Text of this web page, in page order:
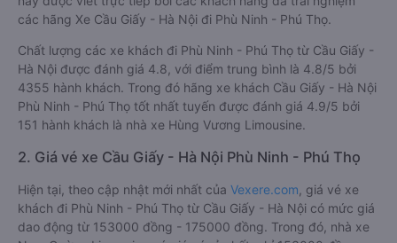
phân loại chất lượng dựa trên đánh giá từ 1 đến 5 (1: tệ nhất,
5: tốt nhất) của khách hàng với các tiêu chí như: Chất lượng
xe, Đúng giờ, Chất lượng phục vụ trên
Vexere.com . Đánh giá
này được viết trực tiếp bởi các khách hàng đã trải nghiệm
các hãng Xe Cầu Giấy - Hà Nội đi Phù Ninh - Phú Thọ.
Chất lượng các xe khách đi Phù Ninh - Phú Thọ từ Cầu Giấy -
Hà Nội được đánh giá 4.8, với điểm trung bình là 4.8/5 bởi
4355 hành khách. Trong đó hãng xe khách Cầu Giấy - Hà Nội
Phù Ninh - Phú Thọ tốt nhất tuyến được đánh giá 4.9/5 bởi
151 hành khách là nhà xe Hùng Vương Limousine.
2. Giá vé xe Cầu Giấy - Hà Nội Phù Ninh - Phú Thọ